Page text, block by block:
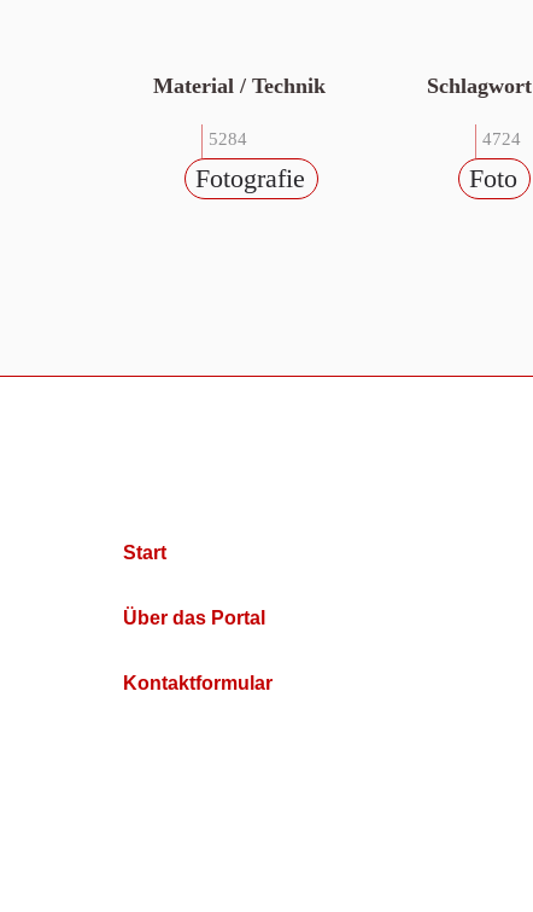
Material / Technik
5284
Fotografie
Schlagwort
4724
Foto
Start
Über das Portal
Kontaktformular